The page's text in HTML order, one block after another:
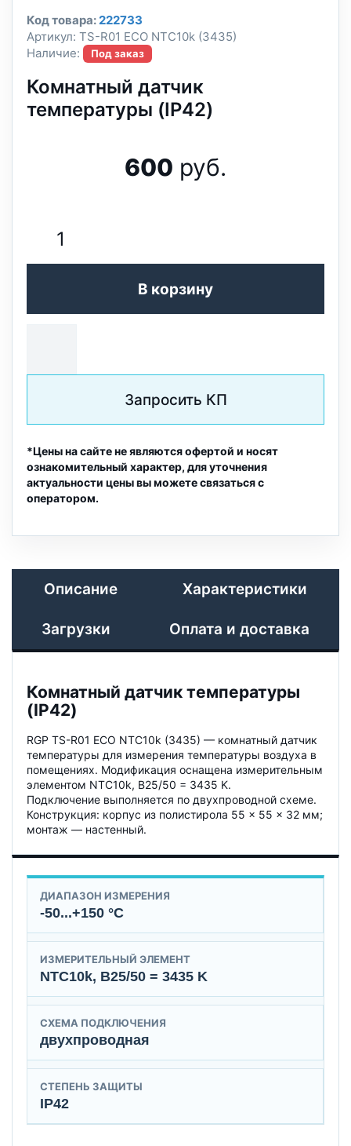
Код товара:222733
Артикул: TS-R01 ECO NTC10k (3435)
Наличие:
Под заказ
Комнатный датчик
температуры (IP42)
600 руб.
В корзину
Запросить КП
*Цены на сайте не являются офертой и носят
ознакомительный характер, для уточнения
актуальности цены вы можете связаться с
оператором.
Описание Характеристики
Загрузки Оплата и доставка
Комнатный датчик температуры
(IP42)
RGP TS-R01 ECO NTC10k (3435) — комнатный датчик
температуры для измерения температуры воздуха в
помещениях. Модификация оснащена измерительным
элементом NTC10k, B25/50 = 3435 K.
Подключение выполняется по двухпроводной схеме.
Конструкция: корпус из полистирола 55 × 55 × 32 мм;
монтаж — настенный.
ДИАПАЗОН ИЗМЕРЕНИЯ
-50...+150 °C
ИЗМЕРИТЕЛЬНЫЙ ЭЛЕМЕНТ
NTC10k, B25/50 = 3435 K
СХЕМА ПОДКЛЮЧЕНИЯ
двухпроводная
СТЕПЕНЬ ЗАЩИТЫ
IP42